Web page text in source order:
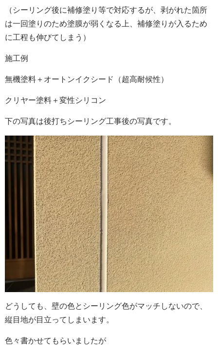
（シーリング後に補修塗り等で対応するが、剥がれた箇所
は一回塗りのため塗膜が弱くなる上、補修塗りが入るため
に工程も伸びてしまう）
施工例
無機塗料＋オートンイクシード（超高耐候性）
クリヤー塗料＋変性シリコン
下の写真は後打ちシーリング工事後の写真です。
どうしても、壁の色とシーリング色がマッチしないので、
縦目地が目立ってしまいます。
色々書かせてもらいましたが